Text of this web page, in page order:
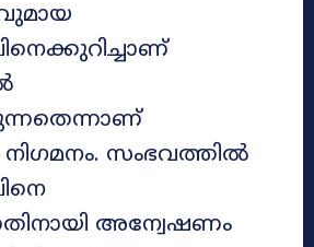
നിഗമനം. സംഭവത്തിൽ
അന്വേഷണം